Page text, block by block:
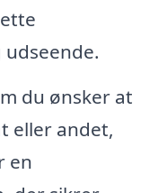
du ønsker at
eller andet,
en